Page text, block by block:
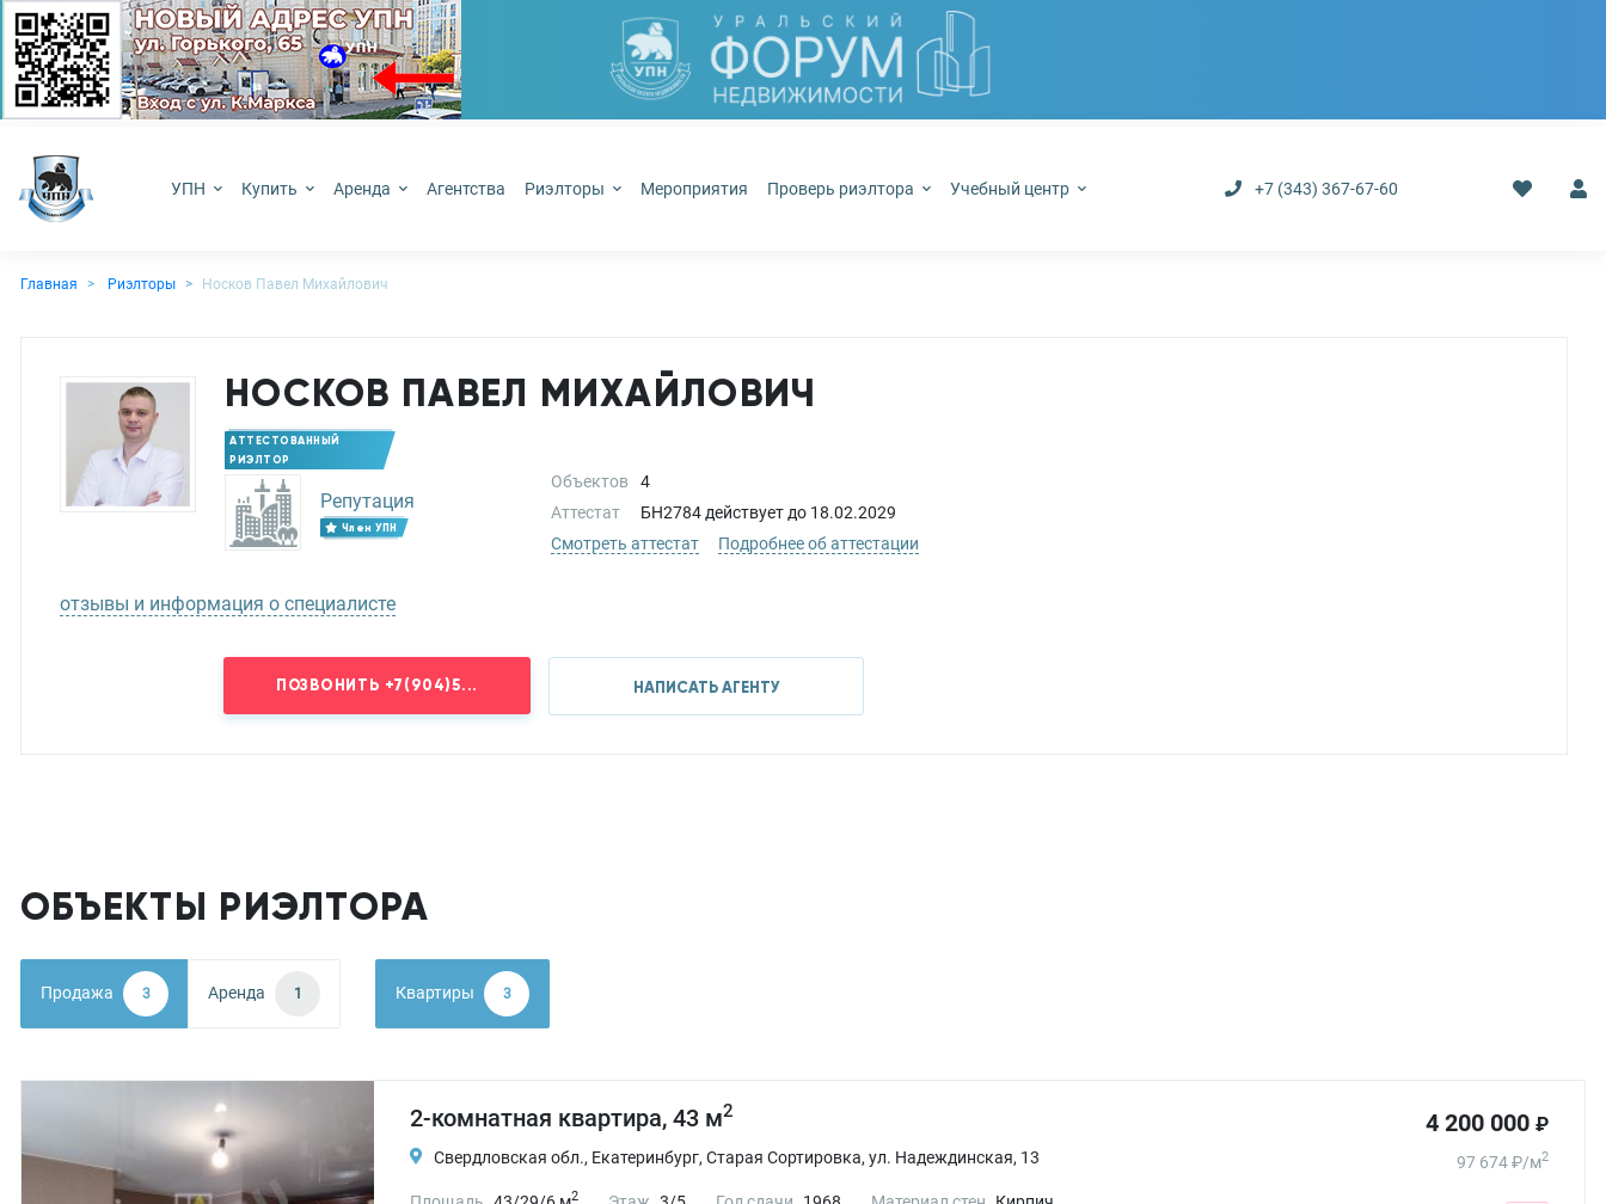
УПН Купить Аренда Агентства Риэлторы Мероприятия Проверь риэлтора Учебный центр +7 (343) 367-67-60
Главная Риэлторы Носков Павел Михайлович
НОСКОВ ПАВЕЛ МИХАЙЛОВИЧ
АТТЕСТОВАННЫЙ
РИЭЛТОР
Репутация
Член УПН
Объектов
4
Аттестат
БН2784 действует до 18.02.2029
Смотреть аттестат
Подробнее об аттестации
отзывы и информация о специалисте
ПОЗВОНИТЬ +7(904)5... НАПИСАТЬ АГЕНТУ
ОБЪЕКТЫ РИЭЛТОРА
Продажа 3 Аренда 1 Квартиры 3
2-комнатная квартира, 43 м2
Свердловская обл., Екатеринбург, Старая Сортировка, ул. Надеждинская, 13
2
4 200 000 ₽
97 674₽/м2